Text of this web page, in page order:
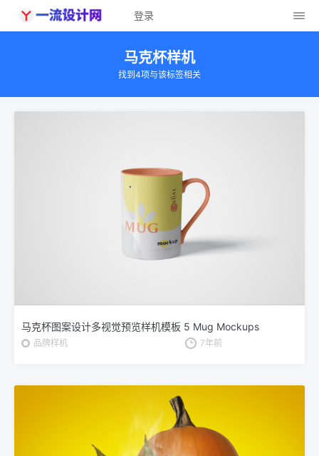
登录
马克杯样机
找到4项与该标签相关
马克杯图案设计多视觉预览样机模板 5 Mug Mockups
品牌样机 7年前